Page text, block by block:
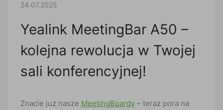
24.07.2025
Yealink MeetingBar A50 –
kolejna rewolucja w Twojej
sali konferencyjnej!
Znacie już nasze MeetingBoardy – teraz pora na